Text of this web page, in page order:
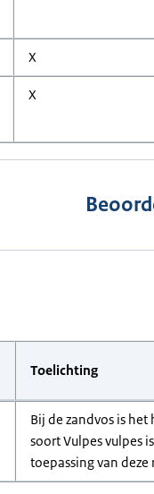
X
X
Toelichting
Bij de zandvos is
soort Vulpes vulpes
toepassing van